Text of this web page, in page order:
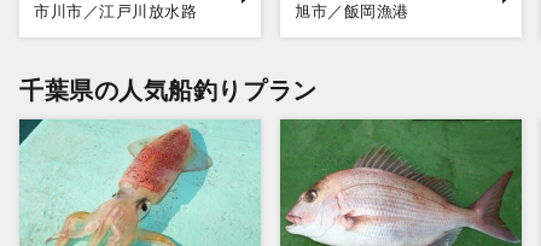
市川市／江戸川放水路 旭市／飯岡漁港
千葉県の人気船釣りプラン